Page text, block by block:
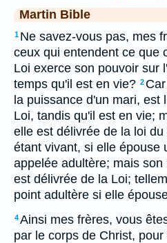
Martin Bible
1 Ne savez-vous pas, mes
ceux qui entendent ce que
Loi exerce son pouvoir sur
temps qu'il est en vie? 2
la puissance d'un mari, est
Loi, tandis qu'il est en vie;
elle est délivrée de la loi du
étant vivant, si elle épouse
appelée adultère; mais
est délivrée de la Loi;
point adultère si elle
4Ainsi mes frères, vous
par le corps de Christ,